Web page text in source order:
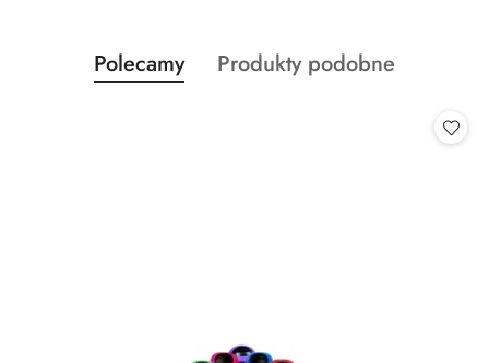
Pomiń karuzelę produktów
Produkty
o
Polecamy
Produkty
Produkty podobne